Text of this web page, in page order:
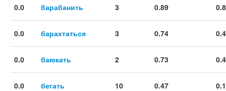
0.0 барабанить 3 0.89
0.0 барахтаться 3 0.74
0.0 баюкать 2 0.73
0.0 бегать 10 0.47